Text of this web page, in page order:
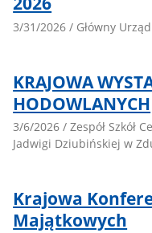
3/31/2026 /
KRAJOWA
HODOWLANYCH
3/6/2026 / Zespół Szkół Centrum Kształcenia Rolniczego im.
Jadwigi Dziubińskiej w
Krajowa
Majątkowych